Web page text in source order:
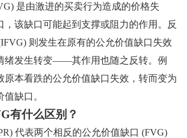
是由激进的买卖行为造成的价格失
，该缺口可能起到支撑或阻力的作用。反
则发生在原有的公允价值缺口失效
发生转变——其作用也随之反转。例
原本看跌的公允价值缺口失效，转而变为
缺口。
有什么区别？
代表两个相反的公允价值缺口 (FVG)